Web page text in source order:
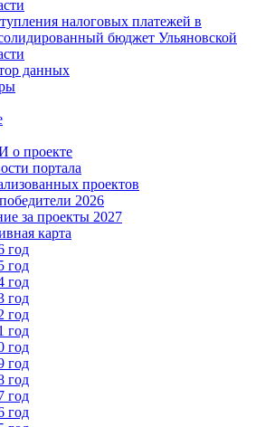
налоговых платежей в
бюджет Ульяновской
данных
о проекте
портала
проектов
2026
за проекты 2027
карта
год
год
год
год
год
год
год
год
год
год
год